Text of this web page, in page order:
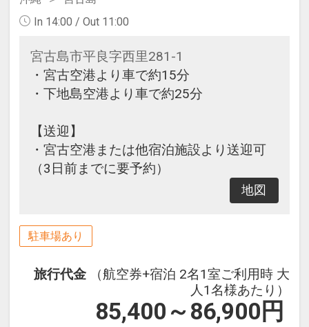
In 14:00 / Out 11:00
宮古島市平良字西里281-1
・宮古空港より車で約15分
・下地島空港より車で約25分
【送迎】
・宮古空港または他宿泊施設より送迎可
（3日前までに要予約）
地図
駐車場あり
旅行代金
（航空券+宿泊 2名1室ご利用時 大
人1名様あたり）
85,400～86,900 円